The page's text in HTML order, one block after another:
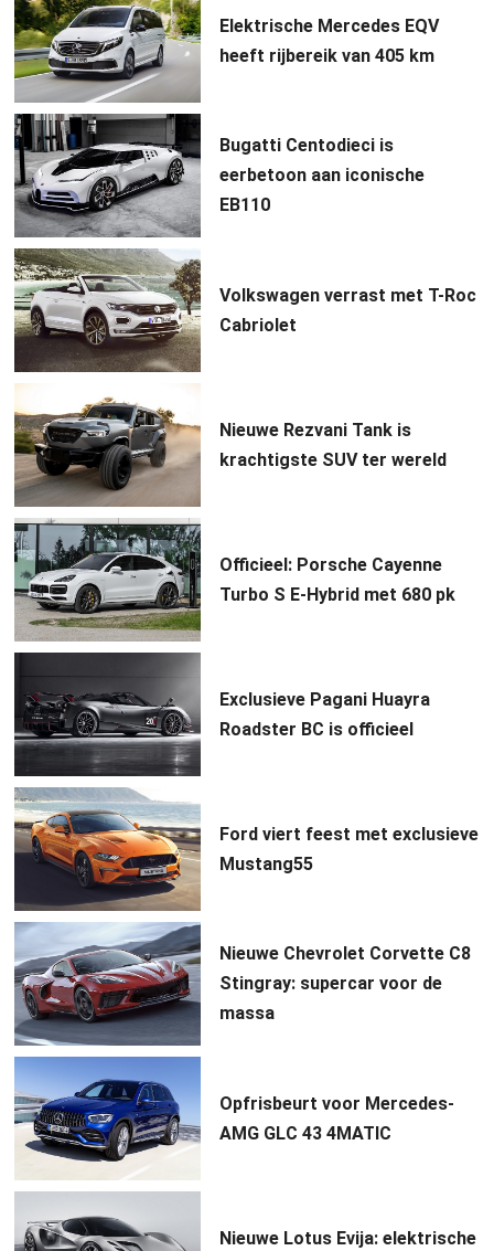
Elektrische Mercedes EQV
heeft rijbereik van 405 km
Bugatti Centodieci is
eerbetoon aan iconische
EB110
Volkswagen verrast met T-Roc
Cabriolet
Nieuwe Rezvani Tank is
krachtigste SUV ter wereld
Officieel: Porsche Cayenne
Turbo S E-Hybrid met 680 pk
Exclusieve Pagani Huayra
Roadster BC is officieel
Ford viert feest met exclusieve
Mustang55
Nieuwe Chevrolet Corvette C8
Stingray: supercar voor de
massa
Opfrisbeurt voor Mercedes-
AMG GLC 43 4MATIC
Nieuwe Lotus Evija: elektrische